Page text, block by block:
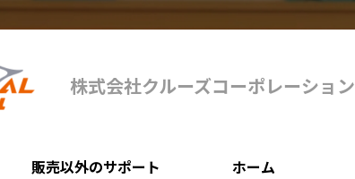
株式会社クルーズコーポレーション
販売以外のサポート
ホーム